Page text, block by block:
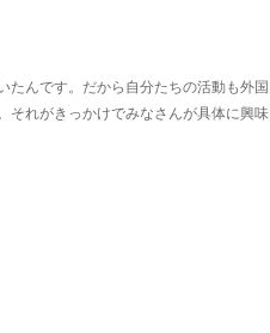
んです。だから自分たちの活動も外
れがきっかけでみなさんが具体に興